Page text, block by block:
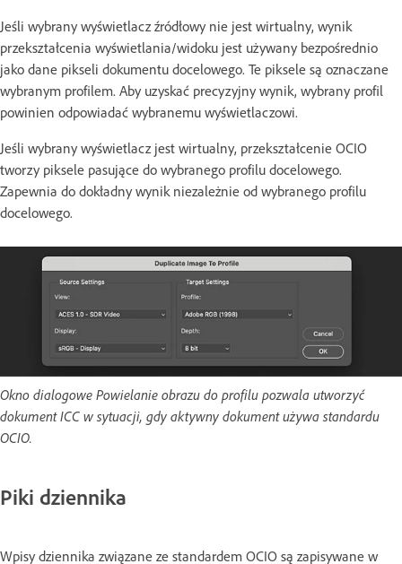
Jeśli wybrany wyświetlacz źródłowy nie jest wirtualny, wynik
przekształcenia wyświetlania/widoku jest używany bezpośrednio
jako dane pikseli dokumentu docelowego. Te piksele są oznaczane
wybranym profilem. Aby uzyskać precyzyjny wynik, wybrany profil
powinien odpowiadać wybranemu wyświetlaczowi.
Jeśli wybrany wyświetlacz jest wirtualny, przekształcenie OCIO
tworzy piksele pasujące do wybranego profilu docelowego.
Zapewnia do dokładny wynik niezależnie od wybranego profilu
docelowego.
Okno dialogowe Powielanie obrazu do profilu pozwala utworzyć
dokument ICC w sytuacji, gdy aktywny dokument używa standardu
OCIO.
Piki dziennika
Wpisy dziennika związane ze standardem OCIO są zapisywane w